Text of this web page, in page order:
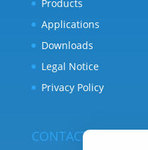
Products
Applications
Downloads
Legal Notice
Privacy Policy
CONTACT